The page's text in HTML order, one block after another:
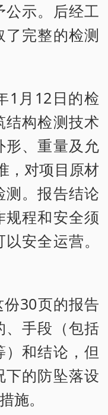
示。后经工
完整的检测
1月12日的检
构检测技术
形、重量及允
，对项目原材
。报告结论
程和安全须
安全运营。
30页的报告
、手段（包括
和结论，但
的防坠落设
施。